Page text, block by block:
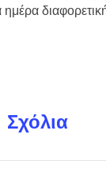
ημέρα
Σχόλια